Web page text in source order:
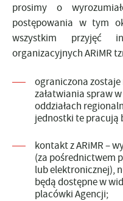
prosimy o
postępowania w tym
wszystkim przyjęć
organizacyjnych ARiMR
ograniczona
załatwiania spraw
oddziałach
jednostki te pracują
kontakt z ARiMR –
(za pośrednictwem
lub elektronicznej),
będą dostępne w
placówki Agencji;